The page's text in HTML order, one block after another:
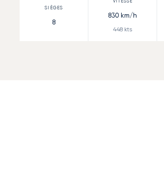
8
830 km/h
448 kts